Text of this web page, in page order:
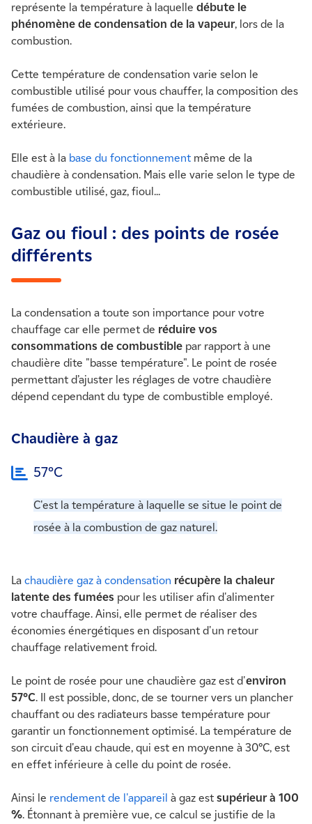
représente la température à laquelle débute le
phénomène de condensation de la vapeur, lors de la
combustion.
Cette température de condensation varie selon le
combustible utilisé pour vous chauffer, la composition des
fumées de combustion, ainsi que la température
extérieure.
Elle est à la base du fonctionnement même de la
chaudière à condensation. Mais elle varie selon le type de
combustible utilisé, gaz, fioul...
Gaz ou fioul : des points de rosée
différents
La condensation a toute son importance pour votre
chauffage car elle permet de réduire vos
consommations de combustible par rapport à une
chaudière dite "basse température". Le point de rosée
permettant d’ajuster les réglages de votre chaudière
dépend cependant du type de combustible employé.
Chaudière à gaz
57°C
C'est la température à laquelle se situe le point de
rosée à la combustion de gaz naturel.
La chaudière gaz à condensation récupère la chaleur
latente des fumées pour les utiliser afin d'alimenter
votre chauffage. Ainsi, elle permet de réaliser des
économies énergétiques en disposant d'un retour
chauffage relativement froid.
Le point de rosée pour une chaudière gaz est d'environ
57°C. Il est possible, donc, de se tourner vers un plancher
chauffant ou des radiateurs basse température pour
garantir un fonctionnement optimisé. La température de
son circuit d'eau chaude, qui est en moyenne à 30°C, est
en effet inférieure à celle du point de rosée.
Ainsi le rendement de l'appareil à gaz est supérieur à 100
%. Étonnant à première vue, ce calcul se justifie de la